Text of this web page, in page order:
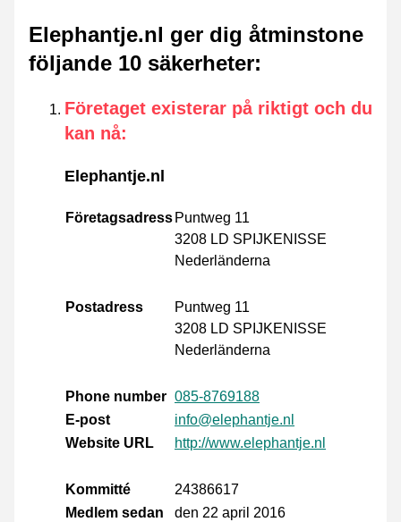
Elephantje.nl ger dig åtminstone
följande 10 säkerheter:
Företaget existerar på riktigt och du
kan nå:
Elephantje.nl
Företagsadress Puntweg 11
3208 LD SPIJKENISSE
Nederländerna
Postadress
Puntweg 11
3208 LD SPIJKENISSE
Nederländerna
Phone number 085-8769188
E-post
info@elephantje.nl
Website URL
http://www.elephantje.nl
Kommitté
24386617
Medlem sedan
den 22 april 2016